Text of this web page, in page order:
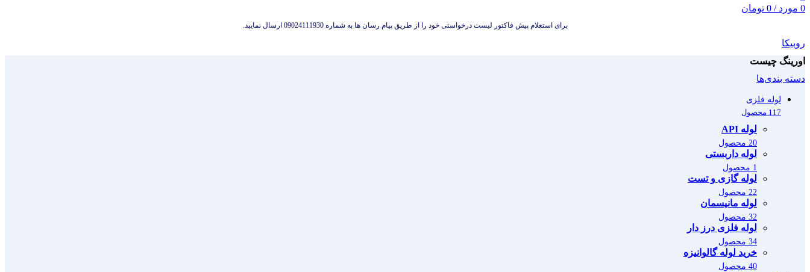
0 مورد /
0 تومان
برای استعلام پیش فاکتور لیست درخواستی خود را از طریق پیام رسان ها به شماره 09024111930 ارسال نمایید.
روبیکا
اورینگ چیست
دسته بندی‌ها
لوله فلزی
117 محصول
لوله API
20 محصول
لوله داربستی
1 محصول
لوله گازی و تست
22 محصول
لوله مانیسمان
32 محصول
لوله فلزی درز دار
34 محصول
خرید لوله گالوانیزه
40 محصول